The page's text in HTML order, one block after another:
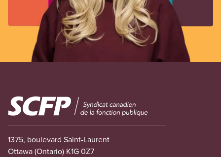
Image
1375, boulevard Saint-Laurent
Ottawa (Ontario) K1G 0Z7